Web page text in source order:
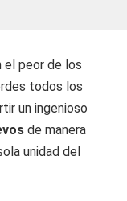
el peor de los
todos los
un ingenioso
de manera
unidad del